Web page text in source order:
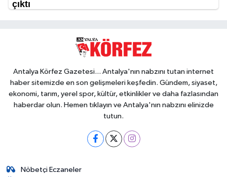
Antalya Körfez Gazetesi... Antalya'nın nabzını tutan internet
haber sitemizde en son gelişmeleri keşfedin. Gündem, siyaset,
ekonomi, tarım, yerel spor, kültür, etkinlikler ve daha fazlasından
haberdar olun. Hemen tıklayın ve Antalya'nın nabzını elinizde
tutun.
Nöbetçi Eczaneler